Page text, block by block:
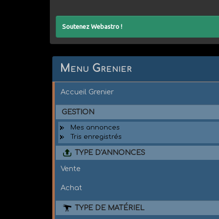
Soutenez Webastro !
Menu Grenier
Accueil Grenier
GESTION
Mes annonces
Tris enregistrés
TYPE D'ANNONCES
Vente
Achat
TYPE DE MATÉRIEL